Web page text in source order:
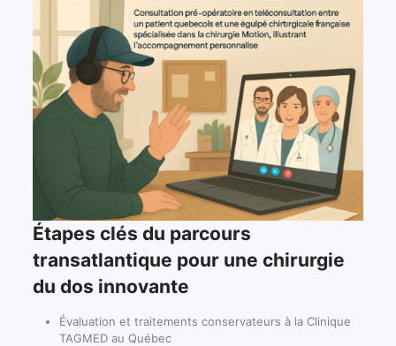
Étapes clés du parcours
transatlantique pour une chirurgie
du dos innovante
Évaluation et traitements conservateurs à la Clinique
TAGMED au Québec